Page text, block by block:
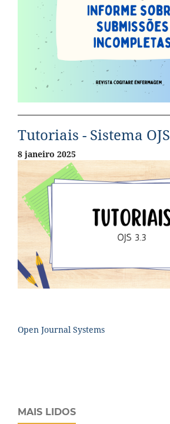
Tutoriais - Sistema OJS
8 janeiro 2025
Open Journal Systems
MAIS LIDOS